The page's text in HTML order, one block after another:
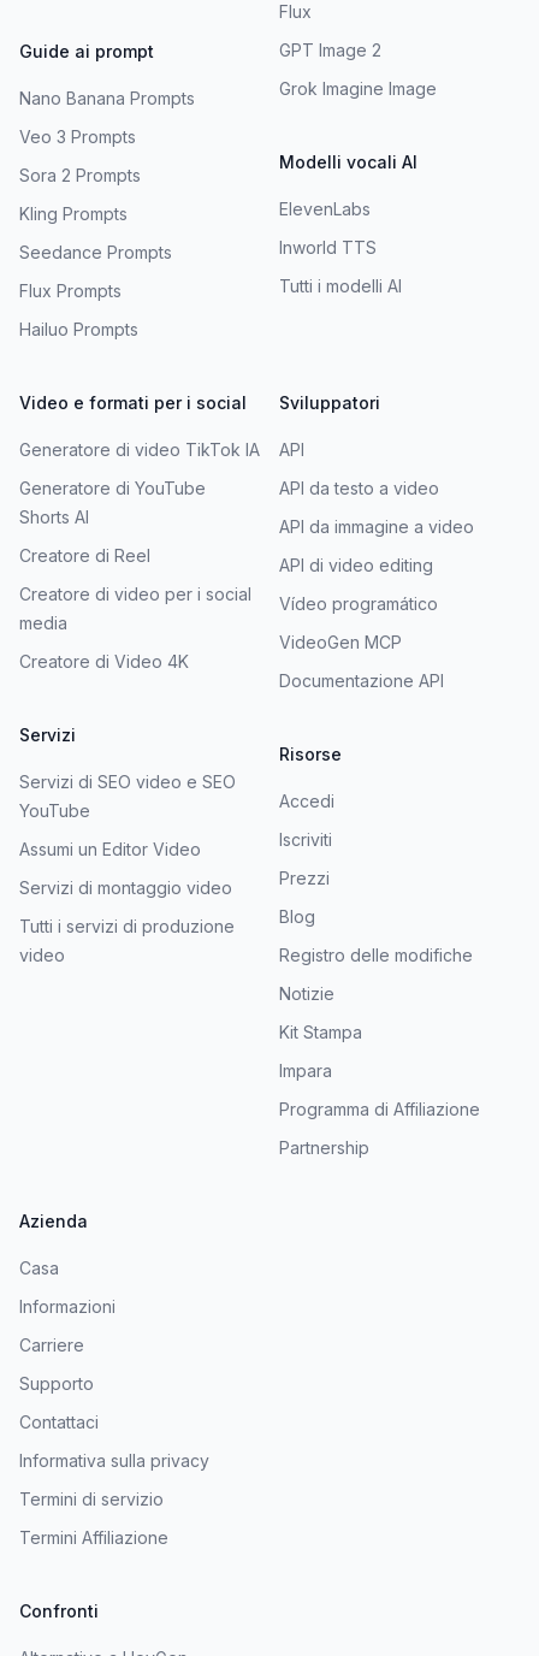
Guide ai prompt
Nano Banana Prompts
Veo 3 Prompts
Sora 2 Prompts
Kling Prompts
Seedance Prompts
Flux Prompts
Hailuo Prompts
Flux
GPT Image 2
Grok Imagine Image
Modelli vocali AI
ElevenLabs
Inworld TTS
Tutti i modelli AI
Video e formati per i social
Generatore di video TikTok IA
Generatore di YouTube
Shorts AI
Creatore di Reel
Creatore di video per i social
media
Creatore di Video 4K
Servizi
Servizi di SEO video e SEO
YouTube
Assumi un Editor Video
Servizi di montaggio video
Tutti i servizi di produzione
video
Sviluppatori
API
API da testo a video
API da immagine a video
API di video editing
Vídeo programático
VideoGen MCP
Documentazione API
Risorse
Accedi
Iscriviti
Prezzi
Blog
Registro delle modifiche
Notizie
Kit Stampa
Impara
Programma di Affiliazione
Partnership
Azienda
Casa
Informazioni
Carriere
Supporto
Contattaci
Informativa sulla privacy
Termini di servizio
Termini Affiliazione
Confronti